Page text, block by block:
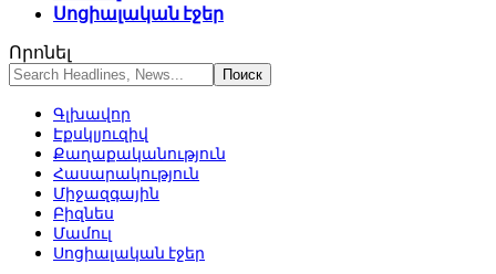
Սոցիալական էջեր
Որոնել
Գլխավոր
Էքսկլյուզիվ
Քաղաքականություն
Հասարակություն
Միջազգային
Բիզնես
Մամուլ
Սոցիալական էջեր